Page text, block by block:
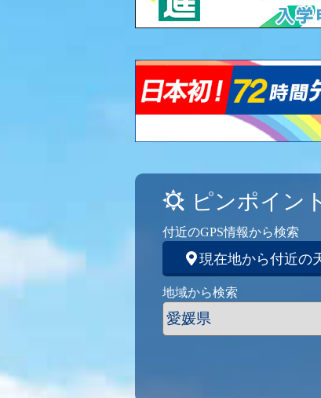
ピンポイン
付近のGPS情報から検索
現在地から付近の
地域から検索